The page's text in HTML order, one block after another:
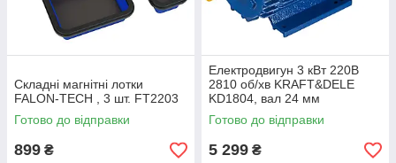
Складні магнітні лотки
FALON-TECH , 3 шт. FT2203
Готово до відправки
899 ₴
Електродвигун 3 кВт 220В
2810 об/хв KRAFT&DELE
KD1804, вал 24 мм
Готово до відправки
5 299 ₴